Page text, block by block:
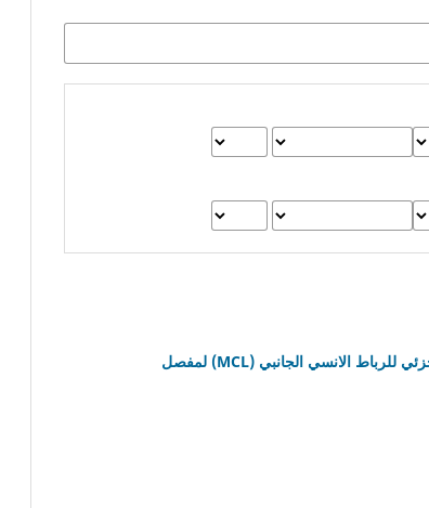
تأثير المنهج التأهيلي على بعض المتغيرات البدنية ودرجة الألم للمصابين بالتمزق الجزئي للرباط الانسي الجانبي (MCL) لمفصل